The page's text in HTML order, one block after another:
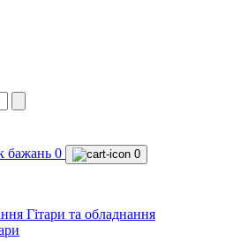
0 0
Гітари та обладнання